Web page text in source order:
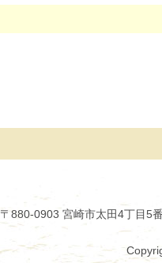
〒880-0903 宮崎市太田4丁目5